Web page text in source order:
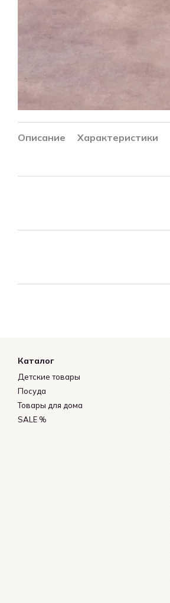
Описание Характеристики
Каталог
Детские товары
Посуда
Товары для дома
SALE %